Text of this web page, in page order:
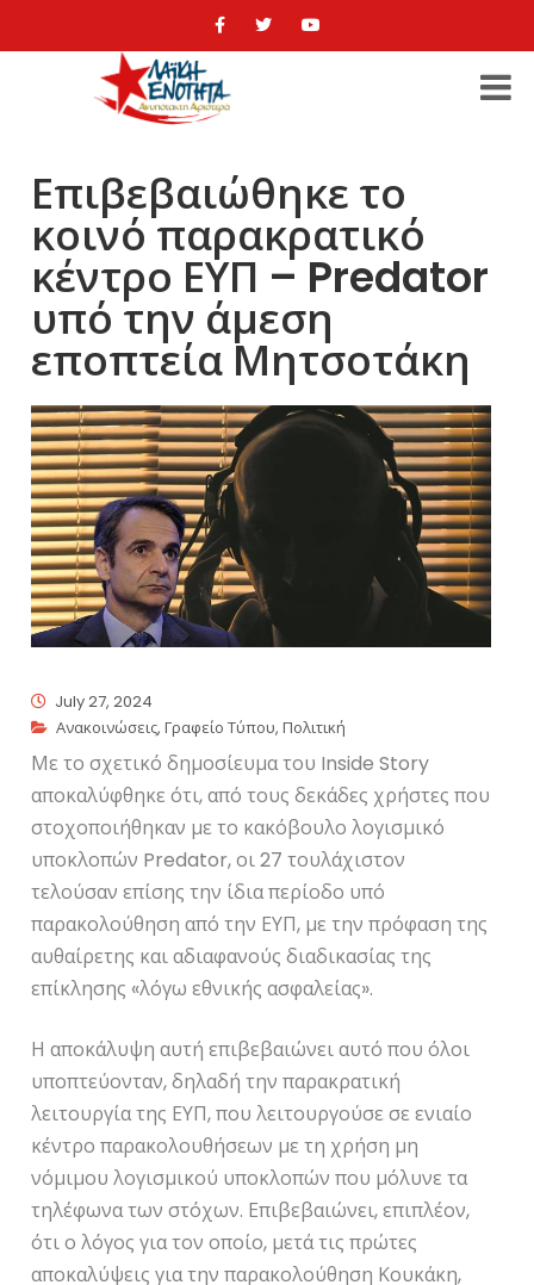
Επιβεβαιώθηκε το
κοινό παρακρατικό
κέντρο ΕΥΠ – Predator
υπό την άμεση
εποπτεία Μητσοτάκη
July 27, 2024
Ανακοινώσεις,Γραφείο Τύπου,Πολιτική
Με το σχετικό δημοσίευμα του Inside Story
αποκαλύφθηκε ότι, από τους δεκάδες χρήστες που
στοχοποιήθηκαν με το κακόβουλο λογισμικό
υποκλοπών Predator, οι 27 τουλάχιστον
τελούσαν επίσης την ίδια περίοδο υπό
παρακολούθηση από την ΕΥΠ, με την πρόφαση της
αυθαίρετης και αδιαφανούς διαδικασίας της
επίκλησης «λόγω εθνικής ασφαλείας».
Η αποκάλυψη αυτή επιβεβαιώνει αυτό που όλοι
υποπτεύονταν, δηλαδή την παρακρατική
λειτουργία της ΕΥΠ, που λειτουργούσε σε ενιαίο
κέντρο παρακολουθήσεων με τη χρήση μη
νόμιμου λογισμικού υποκλοπών που μόλυνε τα
τηλέφωνα των στόχων. Επιβεβαιώνει, επιπλέον,
ότι ο λόγος για τον οποίο, μετά τις πρώτες
αποκαλύψεις για την παρακολούθηση Κουκάκη,